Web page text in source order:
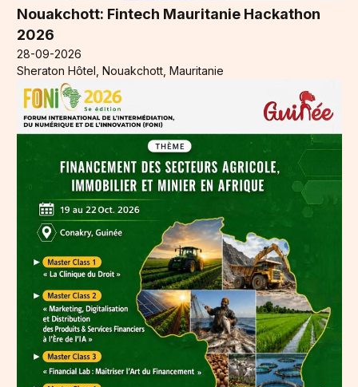
Nouakchott: Fintech Mauritanie Hackathon
2026
28-09-2026
Sheraton Hôtel, Nouakchott, Mauritanie